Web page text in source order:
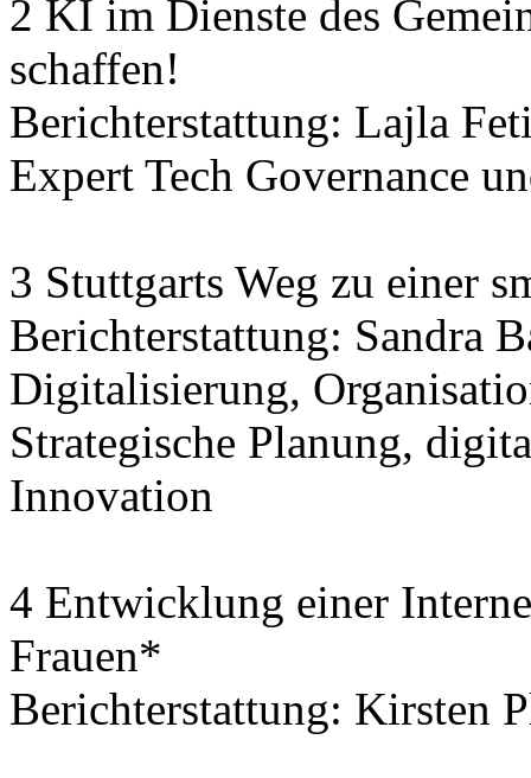
2 KI im Dienste des
schaffen!
Berichterstattung: Lajla
Expert Tech Governance
3 Stuttgarts Weg zu einer
Berichterstattung: Sandra
Digitalisierung,
Strategische Planung,
Innovation
4 Entwicklung einer
Frauen*
Berichterstattung: Kirsten